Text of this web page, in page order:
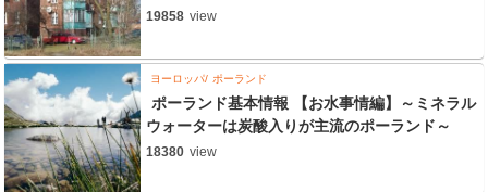
19858 view
ヨーロッパ ポーランド
ポーランド基本情報 【お水事情編】～ミネラル
ウォーターは炭酸入りが主流のポーランド～
18380 view